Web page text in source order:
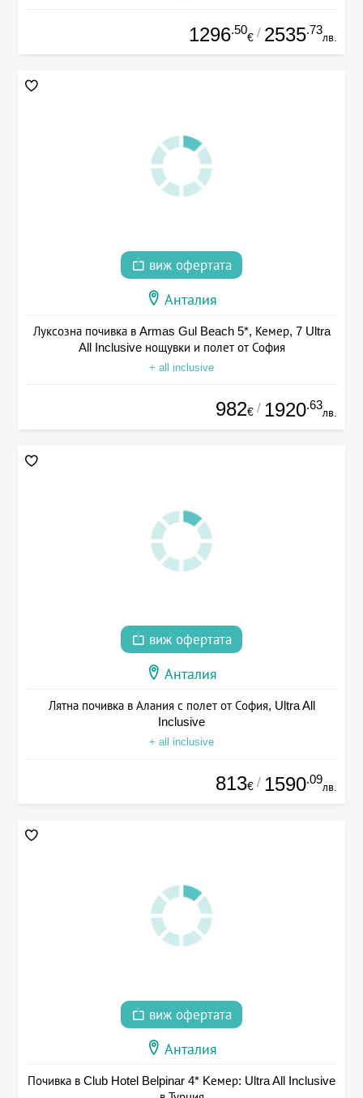
1296.50
€ / 2535.73
лв.
виж офертата
Анталия
Луксозна почивка в Armas Gul Beach 5*, Кемер, 7 Ultra
All Inclusive нощувки и полет от София
+ all inclusive
982€ / 1920.63
лв.
виж офертата
Анталия
Лятна почивка в Алания с полет от София, Ultra All
Inclusive
+ all inclusive
813€ / 1590.09
лв.
виж офертата
Анталия
Почивка в Club Hotel Belpinar 4* Kемер: Ultra All Inclusive